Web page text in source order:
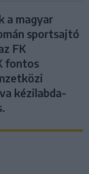
a magyar
sportsajtó
FK
fontos
kézilabda-